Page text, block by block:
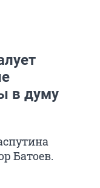
в думу
Батоев.